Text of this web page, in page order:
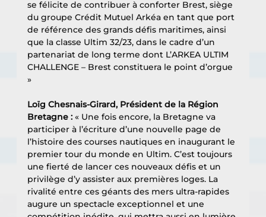
se félicite de contribuer à conforter Brest, siège
du groupe Crédit Mutuel Arkéa en tant que port
de référence des grands défis maritimes, ainsi
que la classe Ultim 32/23, dans le cadre d’un
partenariat de long terme dont L’ARKEA ULTIM
CHALLENGE – Brest constituera le point d’orgue
»
Loïg Chesnais-Girard, Président de la Région
Bretagne : « Une fois encore, la Bretagne va
participer à l’écriture d’une nouvelle page de
l’histoire des courses nautiques en inaugurant le
premier tour du monde en Ultim. C’est toujours
une fierté de lancer ces nouveaux défis et un
privilège d’y assister aux premières loges. La
rivalité entre ces géants des mers ultra-rapides
augure un spectacle exceptionnel et une